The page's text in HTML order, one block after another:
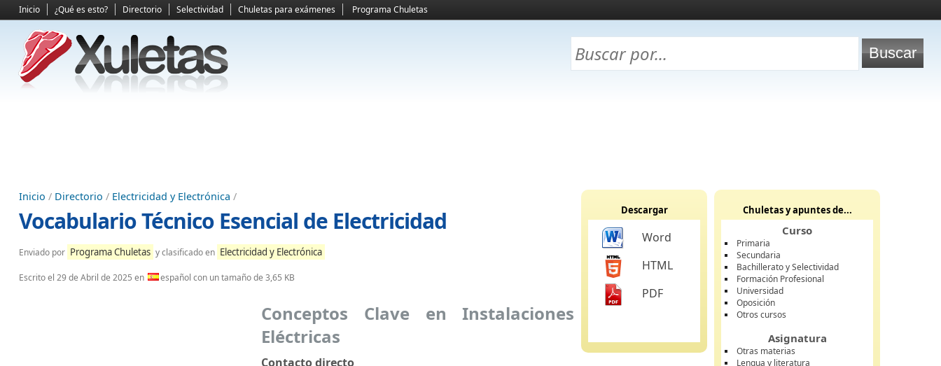
Inicio ¿Qué es esto? Directorio Selectividad Chuletas para exámenes Programa Chuletas
Inicio / Directorio / Electricidad y Electrónica /
Vocabulario Técnico Esencial de Electricidad
Enviado por Programa Chuletas y clasificado en Electricidad y Electrónica
Escrito el 29 de Abril de 2025 en español con un tamaño de 3,65 KB
Conceptos Clave en Instalaciones
Eléctricas
Contacto directo
Descargar
Word
HTML
PDF
Chuletas y apuntes de...
Curso
Primaria
Secundaria
Bachillerato y Selectividad
Formación Profesional
Universidad
Oposición
Otros cursos
Asignatura
Otras materias
Lengua y literatura